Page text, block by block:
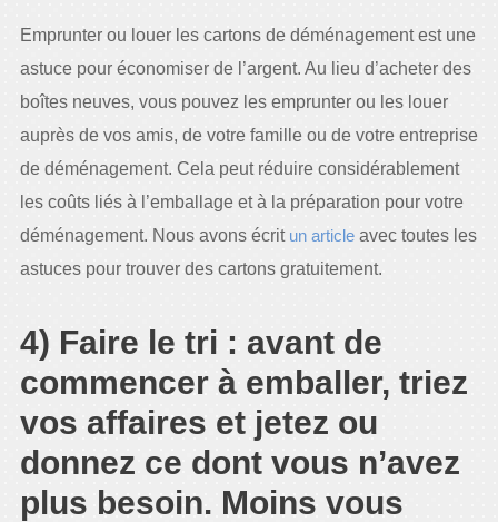
Emprunter ou louer les cartons de déménagement est une
astuce pour économiser de l’argent. Au lieu d’acheter des
boîtes neuves, vous pouvez les emprunter ou les louer
auprès de vos amis, de votre famille ou de votre entreprise
de déménagement. Cela peut réduire considérablement
les coûts liés à l’emballage et à la préparation pour votre
déménagement. Nous avons écrit un articleavec toutes les
astuces pour trouver des cartons gratuitement.
4) Faire le tri : avant de
commencer à emballer, triez
vos affaires et jetez ou
donnez ce dont vous n’avez
plus besoin. Moins vous